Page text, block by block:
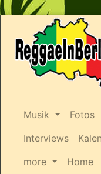
Musik
Fotos
Interviews
more
Home